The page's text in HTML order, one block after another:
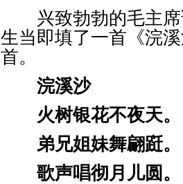
兴致勃勃的毛主席
生当即填了一首《浣
首。
浣溪沙
火树银花不夜天。
弟兄姐妹舞翩跹。
歌声唱彻月儿圆。